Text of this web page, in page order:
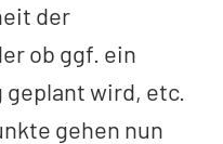
der
ob ggf. ein
wird, etc.
gehen nun